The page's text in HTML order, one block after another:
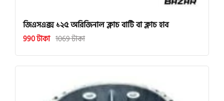
জিএসএক্স ১২৫ অরিজিনাল ক্লাচ বাটি বা ক্লাচ হাব
990 টাকা 1069 টাকা